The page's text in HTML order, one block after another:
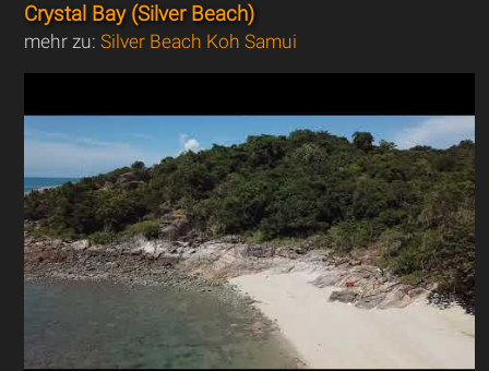
Crystal Bay (Silver Beach)
mehr zu:Silver Beach Koh Samui